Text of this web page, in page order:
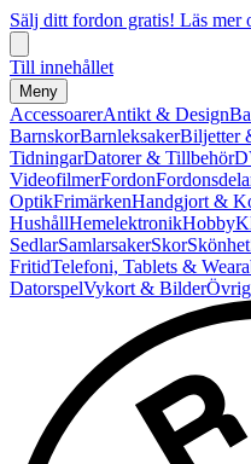
Sälj ditt fordon gratis! Läs mer
Till innehållet
Meny
AccessoarerAntikt & Design
BarnskorBarnleksakerBiljetter
TidningarDatorer & Tillbehör
VideofilmerFordon
OptikFrimärkenHandgjort &
HushållHemelektronikHobby
SedlarSamlarsakerSkorSkönhet
FritidTelefoni, Tablets &
DatorspelVykort & Bilder